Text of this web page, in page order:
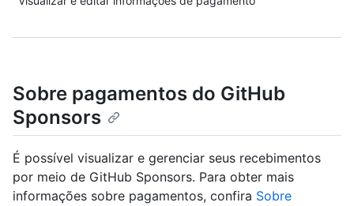
Sobre pagamentos do GitHub
Sponsors
É possível visualizar e gerenciar seus recebimentos
por meio de GitHub Sponsors. Para obter mais
informações sobre pagamentos, confira Sobre